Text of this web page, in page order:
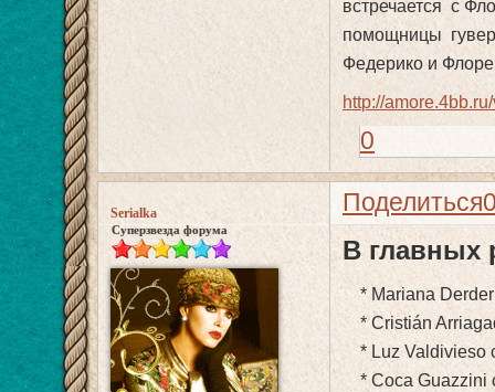
встречается с
помощницы
Федерико и
http://
0
Поделиться
Serialka
Суперзвезда форума
В главных
* Mariana
* Cristián
* Luz Valdivieso
* Coca Guazzini